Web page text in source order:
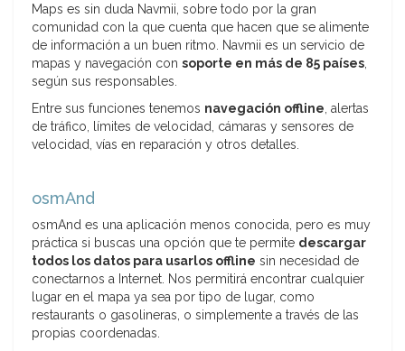
Maps es sin duda Navmii, sobre todo por la gran
comunidad con la que cuenta que hacen que se alimente
de información a un buen ritmo. Navmii es un servicio de
mapas y navegación con soporte en más de 85 países,
según sus responsables.
Entre sus funciones tenemos navegación offline, alertas
de tráfico, límites de velocidad, cámaras y sensores de
velocidad, vías en reparación y otros detalles.
osmAnd
osmAnd es una aplicación menos conocida, pero es muy
práctica si buscas una opción que te permite descargar
todos los datos para usarlos offline sin necesidad de
conectarnos a Internet. Nos permitirá encontrar cualquier
lugar en el mapa ya sea por tipo de lugar, como
restaurants o gasolineras, o simplemente a través de las
propias coordenadas.